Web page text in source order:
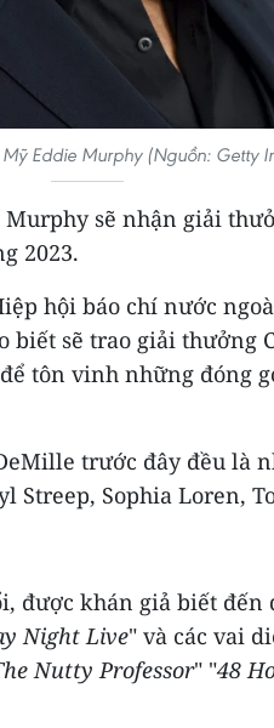
Eddie Murphy (Nguồn: Getty
sẽ nhận giải
2023.
hội báo chí nước
biết sẽ trao giải thưởng
tôn vinh những đóng
trước đây đều là
Sophia Loren,
được khán giả biết
Night Live" và các vai
Nutty Professor" "48